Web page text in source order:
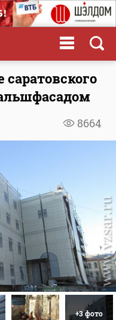
саратовского
8664
+3 фото